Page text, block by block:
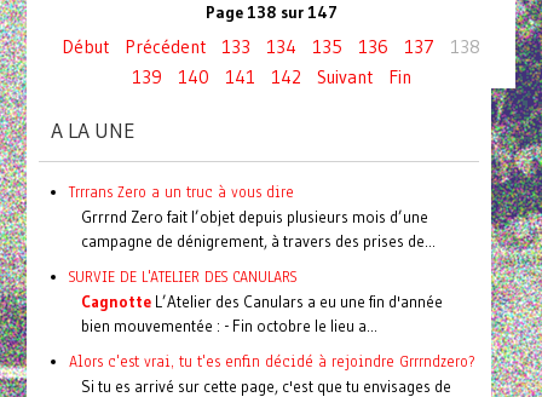
Page 138 sur 147
Début Précédent 133 134 135 136 137
138
139
140 141 142 Suivant Fin
A LA UNE
Trrrans Zero a un truc à vous dire
Grrrnd Zero fait l’objet depuis plusieurs mois d’une
campagne de dénigrement, à travers des prises de...
SURVIE DE L'ATELIER DES CANULARS
CagnotteL’Atelier des Canulars a eu une fin d'année
bien mouvementée : - Fin octobre le lieu a...
Alors c'est vrai, tu t'es enfin décidé à rejoindre Grrrndzero?
Si tu es arrivé sur cette page, c'est que tu envisages de